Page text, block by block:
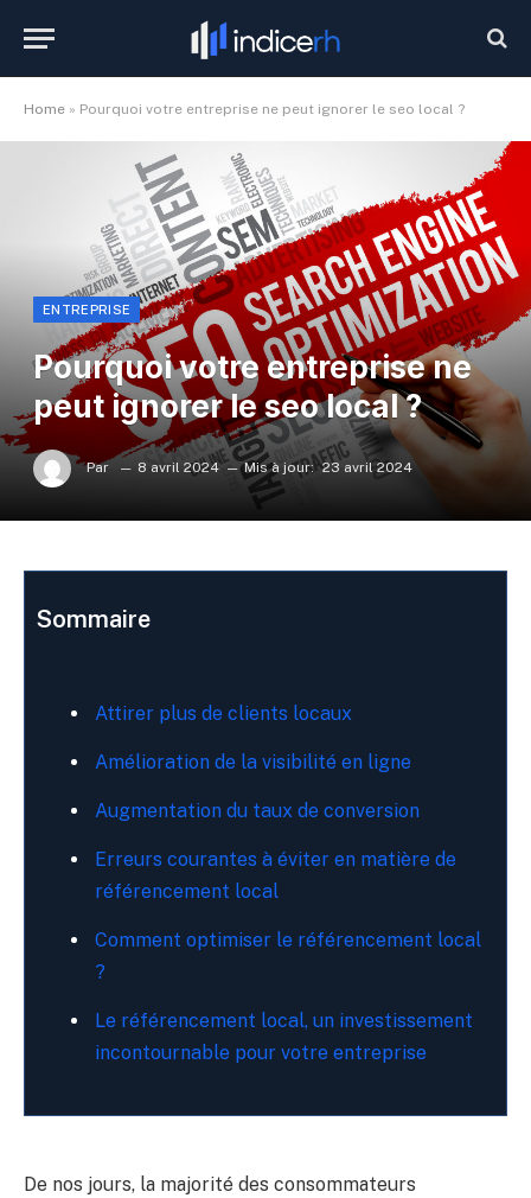
Home » Pourquoi votre entreprise ne peut ignorer le seo local ?
ENTREPRISE
Pourquoi votre entreprise ne
peut ignorer le seo local ?
Par 8 avril 2024 Mis à jour: 23 avril 2024
Sommaire
Attirer plus de clients locaux
Amélioration de la visibilité en ligne
Augmentation du taux de conversion
Erreurs courantes à éviter en matière de
référencement local
Comment optimiser le référencement local
?
Le référencement local, un investissement
incontournable pour votre entreprise
De nos jours, la majorité des consommateurs